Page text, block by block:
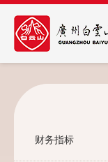
财务指标